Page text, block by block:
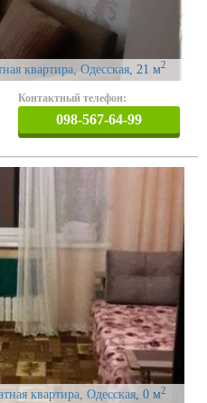
квартира, Одесская , 21 м2
Контактный телефон:
098-567-64-99
квартира, Одесская, 0 м2